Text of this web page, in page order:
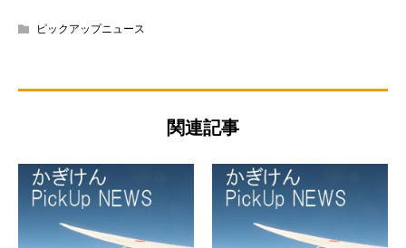
ピックアップニュース
関連記事